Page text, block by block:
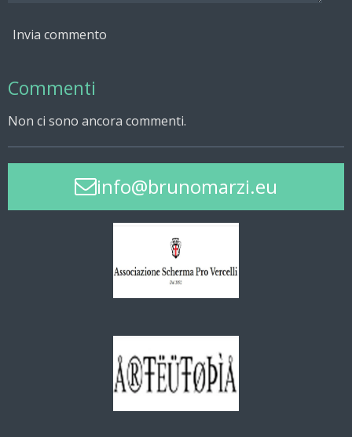
Invia commento
Commenti
Non ci sono ancora commenti.
info@brunomarzi.eu